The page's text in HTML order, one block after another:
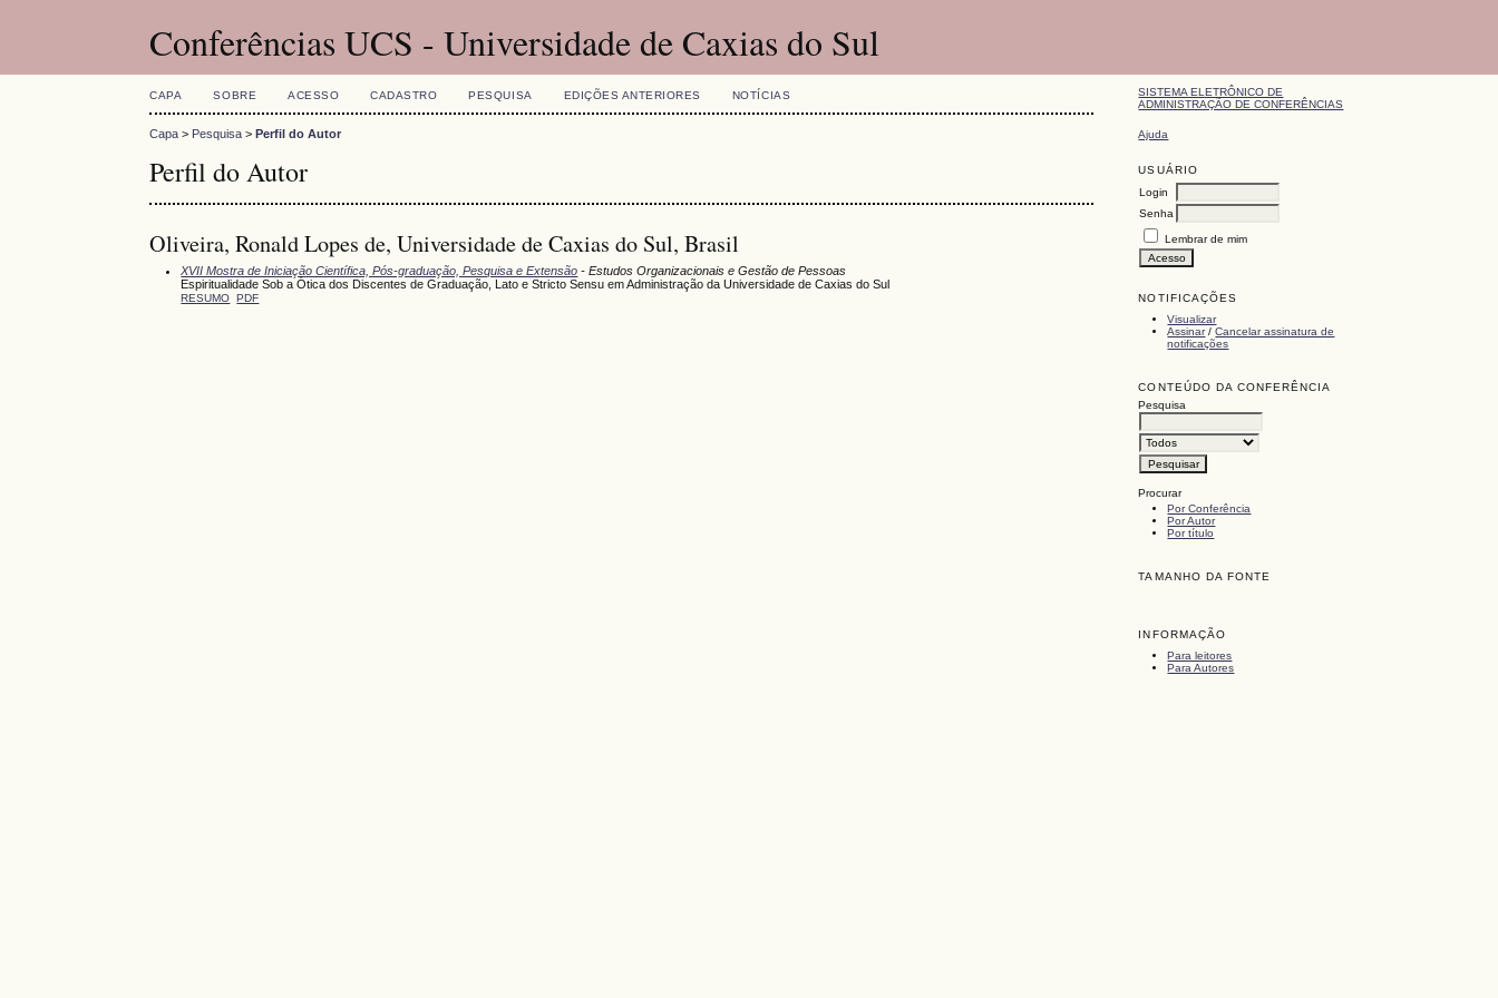
Conferências UCS - Universidade de Caxias do Sul
SISTEMA ELETRÔNICO DE
ADMINISTRAÇÃO DE CONFERÊNCIAS
Ajuda
USUÁRIO
Login
Senha
Lembrar de mim
NOTIFICAÇÕES
Visualizar
Assinar/Cancelar assinatura de
notificações
CONTEÚDO DA CONFERÊNCIA
Pesquisa
Procurar
Por Conferência
Por Autor
Por título
TAMANHO DA FONTE
INFORMAÇÃO
Para leitores
Para Autores
CAPA SOBRE ACESSO CADASTRO PESQUISA EDIÇÕES ANTERIORES NOTÍCIAS
Capa > Pesquisa >Perfil do Autor
Perfil do Autor
Oliveira, Ronald Lopes de, Universidade de Caxias do Sul, Brasil
XVII Mostra de Iniciação Científica, Pós-graduação, Pesquisa e Extensão - Estudos Organizacionais e Gestão de Pessoas
Espiritualidade Sob a Ótica dos Discentes de Graduação, Lato e Stricto Sensu em Administração da Universidade de Caxias do Sul
RESUMO PDF